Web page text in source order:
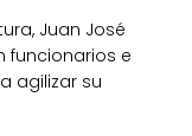
Juan José
funcionarios e
agilizar su